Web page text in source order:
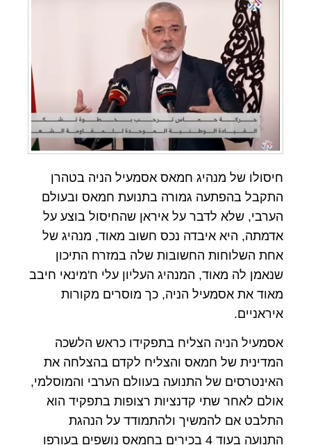
חיסולו של מנהיג חמאס אסמעיל הניה בטהרן
התקבל בהפתעה גמורה בתנועת חמאס ובעולם
הערבי, שלא לדבר על איראן שהחיסול בוצע על
אדמתה, היא איבדה נכס חשוב מאוד, מנהיג של
אחת השלוחות החשובות שלה במזרח התיכון
שנאמן לה מאוד, המנהיג העליון עלי ח'מינאי חיבב
מאוד את אסמעיל הניה, כך מוסרים מקורות
איראניים.
אסמעיל הניה הצליח בתפקידו כראש הלשכה
המדינית של חמאס והצליח לקדם בהצלחה את
האינטרסים של התנועה בעוולם הערבי והמוסלמי,
אולם לאחר שתי קדנציות רצופות בתפקיד הוא
התלבט אם להמשיך ולהתמודד על הנהגת
התנועה בעוד 4 בכירים בחמאס נושפים בעורפו